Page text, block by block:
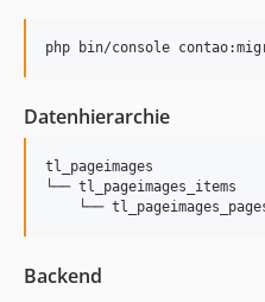
Datenhierarchie
tl_pageimages
└── tl_pageimages_items
Backend